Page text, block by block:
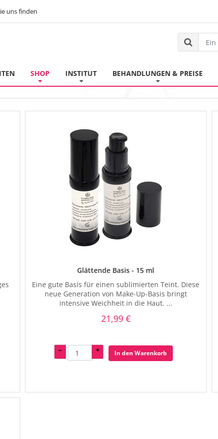
uns finden
SHOP INSTITUT BEHANDLUNGEN & PREISE
Glättende Basis - 15 ml
Eine gute Basis für einen sublimierten Teint. Diese
neue Generation von Make-Up-Basis bringt
intensive Weichheit in die Haut. ...
21,99 €
– + In den Warenkorb